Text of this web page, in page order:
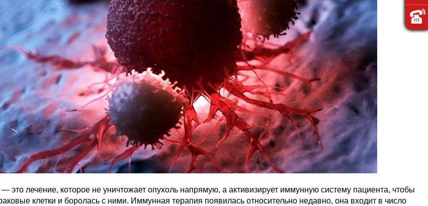
— это лечение, которое не уничтожает опухоль напрямую, а активизирует иммунную систему пациента, чтобы
клетки и боролась с ними. Иммунная терапия появилась относительно недавно, она входит в число